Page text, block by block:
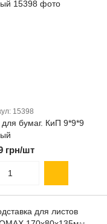
15398
для бумаг. КиП 9*9*9
грн/шт